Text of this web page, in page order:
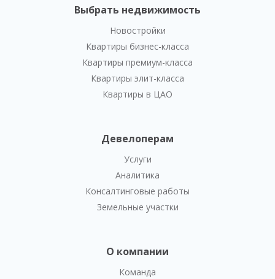
Выбрать недвижимость
Новостройки
Квартиры бизнес-класса
Квартиры премиум-класса
Квартиры элит-класса
Квартиры в ЦАО
Девелоперам
Услуги
Аналитика
Консалтинговые работы
Земельные участки
О компании
Команда